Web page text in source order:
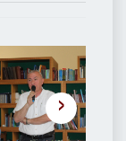
›